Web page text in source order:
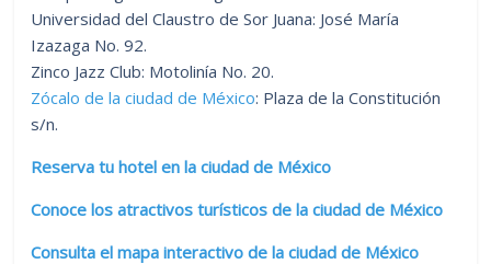
Universidad del Claustro de Sor Juana: José María
Izazaga No. 92.
Zinco Jazz Club: Motolinía No. 20.
Zócalo de la ciudad de México: Plaza de la Constitución
s/n.
Reserva tu hotel en la ciudad de México
Conoce los atractivos turísticos de la ciudad de México
Consulta el mapa interactivo de la ciudad de México